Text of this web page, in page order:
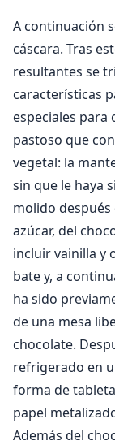
A continuación
cáscara. Tras
resultantes se
características
especiales para
pastoso que
vegetal: la
sin que le haya
molido después
azúcar, del
incluir vainilla y
bate y, a
ha sido
de una mesa
chocolate.
refrigerado en
forma de
papel
Además del